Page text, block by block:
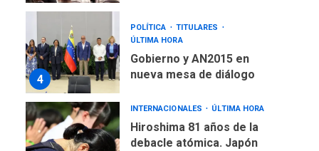
4
POLÍTICA
TITULARES
ÚLTIMA HORA
Gobierno y AN2015 en
nueva mesa de diálogo
INTERNACIONALES ÚLTIMA HORA
Hiroshima 81 años de la
debacle atómica. Japón